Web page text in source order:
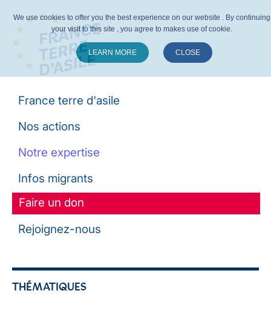
France terre d'asile
Nos actions
Notre expertise
Infos migrants
Faire un don
Rejoignez-nous
THÉMATIQUES
We use cookies to offer you the best experience on our website . By continuing
your visit to this site , you agree to makes use of cookie.
LEARN MORE CLOSE